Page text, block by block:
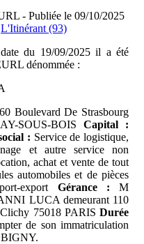
- Publiée le 09/10/2025
L'Itinérant (93)
du 19/09/2025 il a été
dénommée :
60 Boulevard De Strasbourg
SOUS-BOIS Capital :
: Service de logistique,
et autre service non
achat et vente de tout
automobiles et de pièces
export Gérance : M
LUCA demeurant 110
75018 PARIS Durée
de son immatriculation